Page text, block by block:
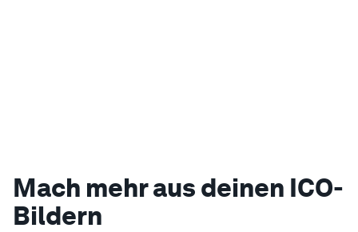
Mach mehr aus deinen ICO-
Bildern